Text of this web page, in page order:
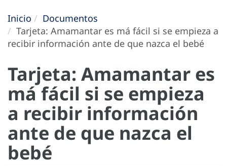
Inicio
Documentos
Tarjeta: Amamantar es má fácil si se empieza a
recibir información ante de que nazca el bebé
Tarjeta: Amamantar es
má fácil si se empieza
a recibir información
ante de que nazca el
bebé